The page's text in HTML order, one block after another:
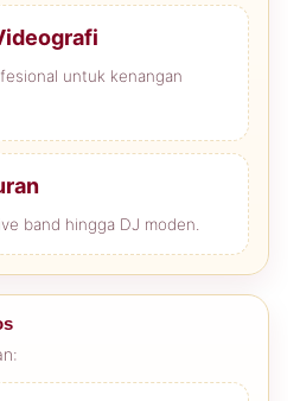
untuk kenangan
band hingga DJ moden.